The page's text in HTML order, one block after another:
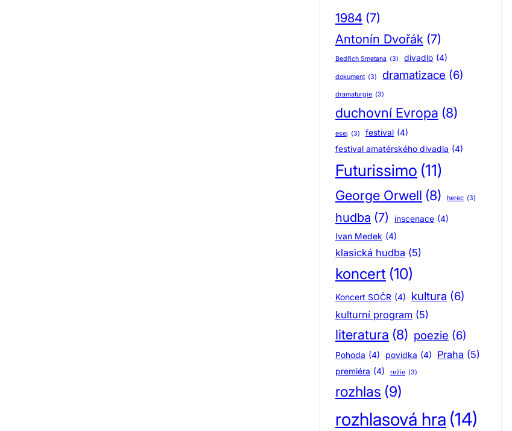
1984 (7)
Antonín Dvořák (7)
Bedřich Smetana (3) divadlo (4)
dokument (3) dramatizace (6)
dramaturgie (3)
duchovní Evropa (8)
esej (3) festival (4)
festival amatérského divadla (4)
Futurissimo (11)
George Orwell (8) herec (3)
hudba (7) inscenace (4)
Ivan Medek (4)
klasická hudba (5)
koncert (10)
Koncert SOČR (4) kultura (6)
kulturní program (5)
literatura (8) poezie (6)
Pohoda (4) povídka (4) Praha (5)
premiéra (4) režie (3)
rozhlas (9)
rozhlasová hra (14)